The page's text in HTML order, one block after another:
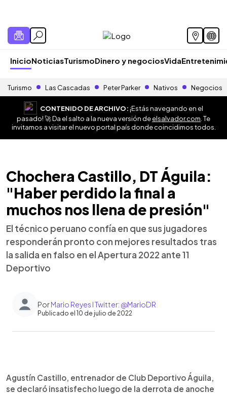
InicioNoticiasTurismoDinero y negociosVida
Turismo Las Cascadas Peter Parker Nativos Negocios
CONTENIDO DE ARCHIVO:¡Estás navegando en el
pasado! 🚀 Da el salto a la nueva versión deelsalvador.com . Te
invitamos a visitar el nuevo portal país donde coincidimos todos.
Chochera Castillo, DT Águila:
"Haber perdido la final a
muchos nos llena de presión"
El técnico peruano confía en que sus jugadores
responderán pronto con mejores resultados tras
la salida en falso en el Apertura 2022 ante 11
Deportivo
PorMario Reyes l Twitter: @MarioDR
Publicado el 10 de julio de 2022
► Escuchar artículo
Agustín Castillo, entrenador de Club Deportivo Águila,
se declaró insatisfecho luego de la derrota de anoche